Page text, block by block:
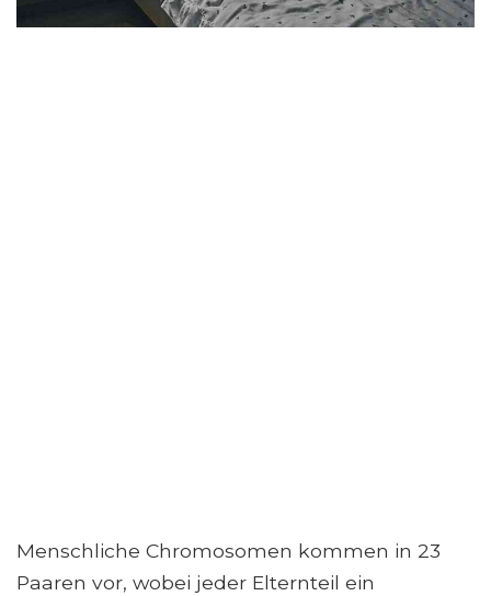
Menschliche Chromosomen kommen in 23
Paaren vor, wobei jeder Elternteil ein